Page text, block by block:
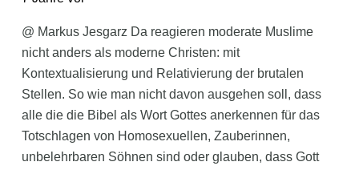
@ Markus Jesgarz Da reagieren moderate Muslime
nicht anders als moderne Christen: mit
Kontextualisierung und Relativierung der brutalen
Stellen. So wie man nicht davon ausgehen soll, dass
alle die die Bibel als Wort Gottes anerkennen für das
Totschlagen von Homosexuellen, Zauberinnen,
unbelehrbaren Söhnen sind oder glauben, dass Gott